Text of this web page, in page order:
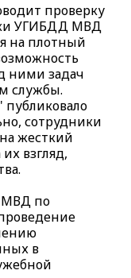
проверку
УГИБДД МВД
на плотный
ними задач
службы.
публиковало
сотрудники
жесткий
взгляд,
МВД по
в